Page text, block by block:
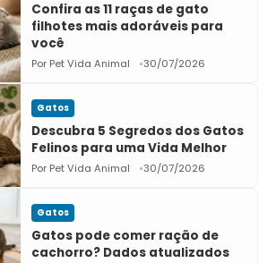
Confira as 11 raças de gato
filhotes mais adoráveis para
você
Por Pet Vida Animal 30/07/2026
Gatos
Descubra 5 Segredos dos Gatos
Felinos para uma Vida Melhor
Por Pet Vida Animal 30/07/2026
Gatos
Gatos pode comer ração de
cachorro? Dados atualizados